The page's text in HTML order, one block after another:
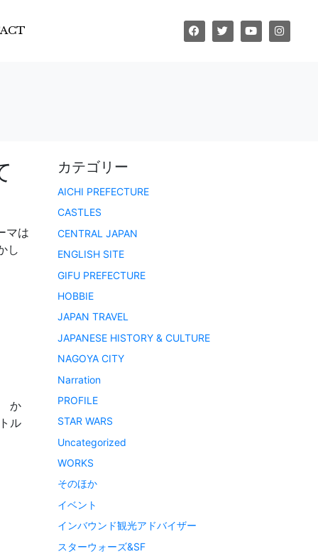
マは
し
か
ル
カテゴリー
AICHI PREFECTURE
CASTLES
CENTRAL JAPAN
ENGLISH SITE
GIFU PREFECTURE
HOBBIE
JAPAN TRAVEL
JAPANESE HISTORY & CULTURE
NAGOYA CITY
Narration
PROFILE
STAR WARS
Uncategorized
WORKS
そのほか
イベント
インバウンド観光アドバイザー
スターウォーズ&SF